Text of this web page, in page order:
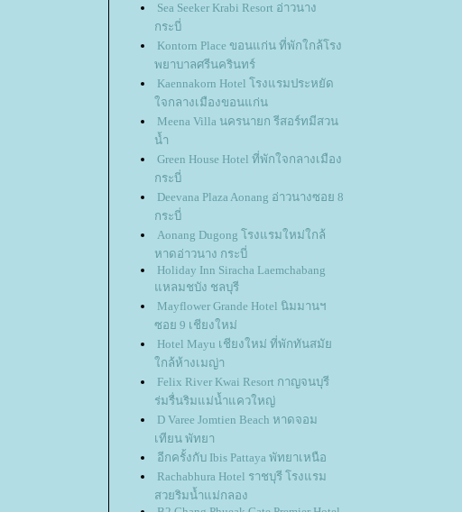
Sea Seeker Krabi Resort อ่าวนาง
กระบี่
Kontorn Place ขอนแก่น ที่พักใกล้โรง
พยาบาลศรีนครินทร์
Kaennakorn Hotel โรงแรมประหยัด
จกลางเมืองขอนแก่น
Meena Villa นครนายก รีสอร์ทมีสวน
น้ำ
Green House Hotel ที่พักใจกลางเมือง
กระบี่
Deevana Plaza Aonang อ่าวนางซอย 8
กระบี่
Aonang Dugong โรงแรมใหม่ใกล้
หาดอ่าวนาง กระบี่
Holiday Inn Siracha Laemchabang
หลมชบัง ชลบุรี
Mayflower Grande Hotel นิมมานฯ
ซอย 9 เชียงใหม่
Hotel Mayu เชียงใหม่ ที่พักทันสมั
กล้ห้างเมญ่า
Felix River Kwai Resort กาญจนบุรี
ร่มรื่นริมแม่น้ำแควใหญ่
D Varee Jomtien Beach หาดจอม
เทียน พัทยา
อีกครั้งกับ Ibis Pattaya พัทยาเหนือ
Rachabhura Hotel ราชบุรี โรงแรม
สวยริมน้ำแม่กลอง